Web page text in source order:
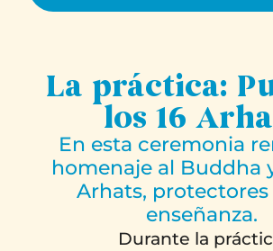
La práctica:
los 16
En esta ceremonia
homenaje al Buddha
Arhats, protectores
enseñanza.
Durante la